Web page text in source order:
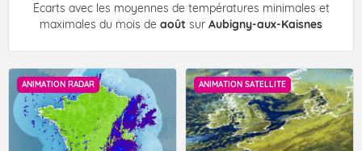
Écarts avec les moyennes de températures minimales et
maximales du mois de août sur Aubigny-aux-Kaisnes
ANIMATION RADAR ANIMATION SATELLITE